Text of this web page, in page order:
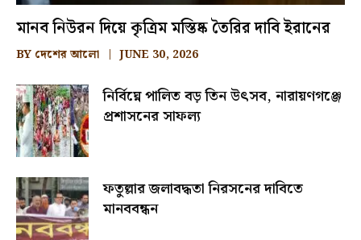
মানব নিউরন দিয়ে কৃত্রিম মস্তিষ্ক তৈরির দাবি ইরানের
BY দেশের আলো JUNE 30, 2026
নির্বিঘ্নে পালিত বড় তিন উৎসব, নারায়ণগঞ্জে
প্রশাসনের সাফল্য
ফতুল্লার জলাবদ্ধতা নিরসনের দাবিতে
মানববন্ধন